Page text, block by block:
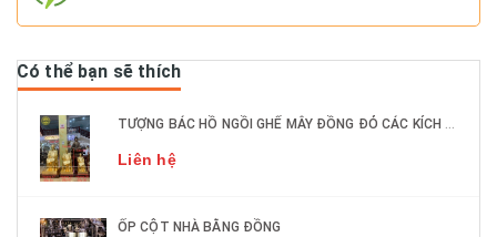
Có thể bạn sẽ thích
TƯỢNG BÁC HỒ NGỒI GHẾ MÂY ĐỒNG ĐỎ CÁC KÍCH THƯỚC DÁT VÀNG 9999
Liên hệ
ỐP CỘT NHÀ BẰNG ĐỒNG